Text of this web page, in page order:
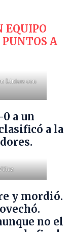
EQUIPO
A
Liniers con
a un
a la
y mordió.
no el